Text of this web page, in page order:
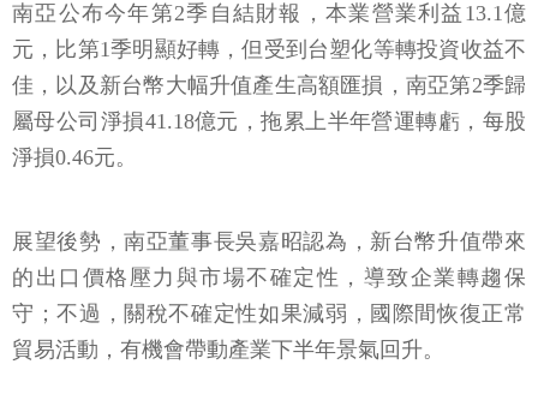
南亞公布今年第2季自結財報，本業營業利益13.1億
元，比第1季明顯好轉，但受到台塑化等轉投資收益不
佳，以及新台幣大幅升值產生高額匯損，南亞第2季歸
屬母公司淨損41.18億元，拖累上半年營運轉虧，每股
淨損0.46元。
展望後勢，南亞董事長吳嘉昭認為，新台幣升值帶來
的出口價格壓力與市場不確定性，導致企業轉趨保
守；不過，關稅不確定性如果減弱，國際間恢復正常
貿易活動，有機會帶動產業下半年景氣回升。